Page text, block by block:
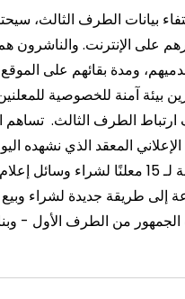
بيانات الطرف الثالث،
على الإنترنت. والناشرون
ومدة بقائهم على
بيئة آمنة للخصوصية
ارتباط الطرف الثالث. تساهم
الإعلاني المعقد الذي نشهده
حاليًا عبر 300 سلسلة توريد مختلفة.
إلى طريقة جديدة لشراء
الجمهور من الطرف الأول -